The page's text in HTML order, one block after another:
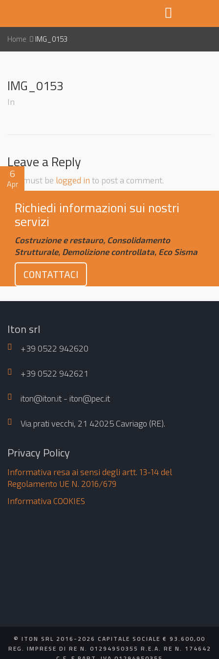
Home IMG_0153
6
Apr
IMG_0153
In
Leave a Reply
You must be logged in to post a comment.
Richiedi informazioni sui nostri
servizi
Costruzione e restauro, Consolidamento
Strutturale, Demolizione controllata, Eco Sisma
CONTATTACI
Iton srl
+39 0522 942620
+39 0522 942621
iton@iton.it - iton@pec.it
Via prati vecchi, 21 42025 Cavriago (RE).
Privacy Policy
Informativa resa ai sensi degli artt. 13-14 del
Regolamento UE N. 2016/679
Informativa COOKIES
© ITON SRL 2016-2026 CAPITALE SOCIALE € 93.600,00
REG. IMPRESE DI RE N. 01294950355 R.E.A. RE N. 174642